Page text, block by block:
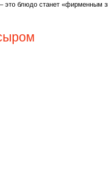
это блюдо станет «фирменным